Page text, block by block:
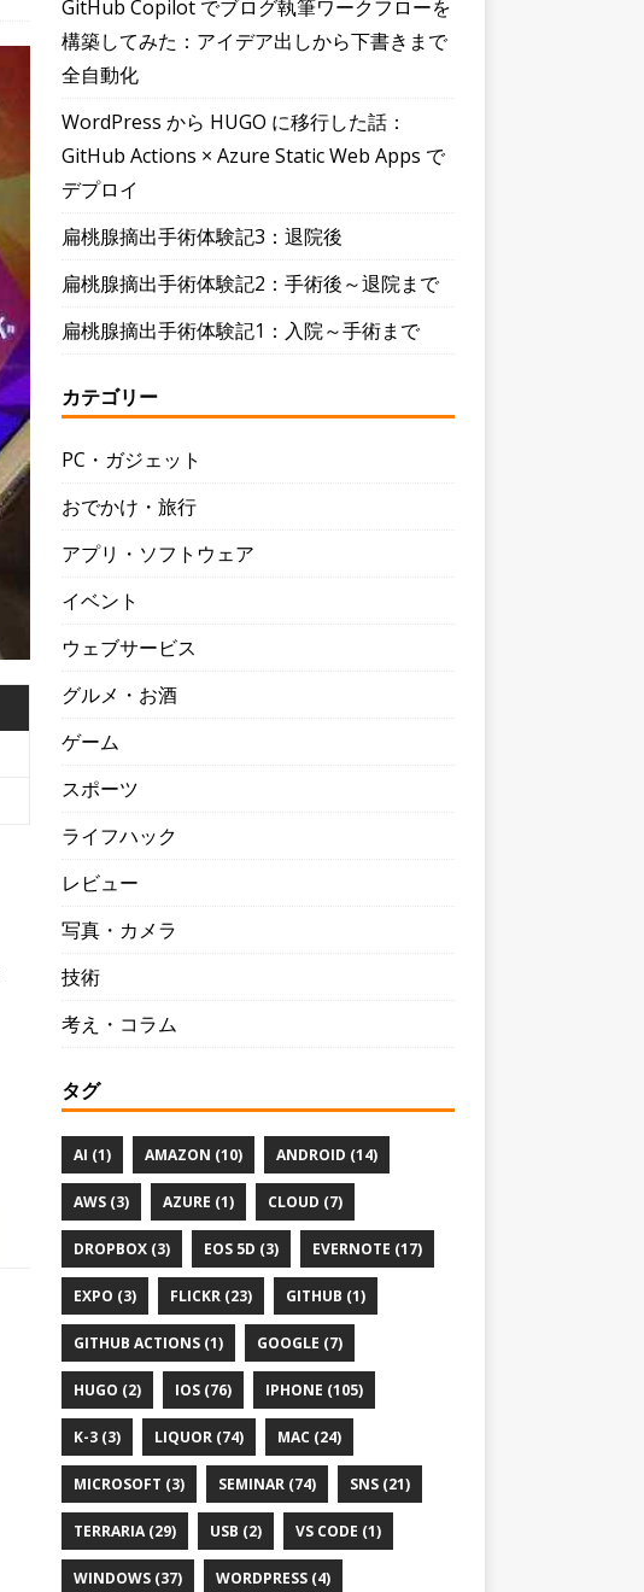
GitHub Copilot でブログ執筆ワークフローを
構築してみた：アイデア出しから下書きまで
全自動化
WordPress から HUGO に移行した話：
GitHub Actions × Azure Static Web Apps で
デプロイ
扁桃腺摘出手術体験記3：退院後
扁桃腺摘出手術体験記2：手術後～退院まで
扁桃腺摘出手術体験記1：入院～手術まで
カテゴリー
PC・ガジェット
おでかけ・旅行
アプリ・ソフトウェア
イベント
ウェブサービス
グルメ・お酒
ゲーム
スポーツ
ライフハック
レビュー
写真・カメラ
技術
考え・コラム
タグ
AI (1) AMAZON (10) ANDROID (14)
AWS (3) AZURE (1) CLOUD (7)
DROPBOX (3) EOS 5D (3) EVERNOTE (17)
EXPO (3) FLICKR (23) GITHUB (1)
GITHUB ACTIONS (1) GOOGLE (7)
HUGO (2) IOS (76) IPHONE (105)
K-3 (3) LIQUOR (74) MAC (24)
MICROSOFT (3) SEMINAR (74) SNS (21)
TERRARIA (29) USB (2) VS CODE (1)
WINDOWS (37) WORDPRESS (4)